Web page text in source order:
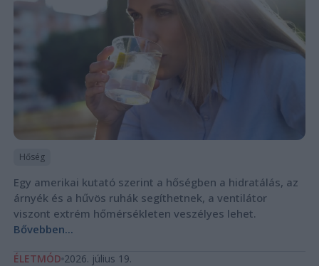
Hőség
Egy amerikai kutató szerint a hőségben a hidratálás, az
árnyék és a hűvös ruhák segíthetnek, a ventilátor
viszont extrém hőmérsékleten veszélyes lehet.
Bővebben...
ÉLETMÓD 2026. július 19.